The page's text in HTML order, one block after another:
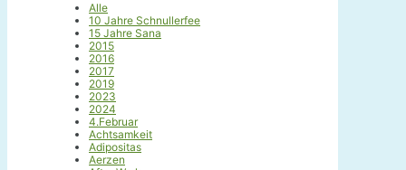
Alle
10 Jahre Schnullerfee
15 Jahre Sana
2015
2016
2017
2019
2023
2024
4.Februar
Achtsamkeit
Adipositas
Aerzen